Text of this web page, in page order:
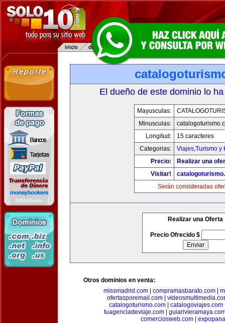
El dueño de este dominio lo
Mayusculas:
Minusculas:
Longitud:
15 caracteres
Categorias:
Viajes,Turismo y
Precio:
Realizar una
Visitar!
Serán consideradas
Realizar una Oferta
Precio Ofrecido $
Otros dominios en venta:
missmadrid.com| compramasbarato.com|
ofertasporemail.com
catalogoturismo.com
catalogoviajes.com
tuagenciadeviaje.com|
comerciosweb.com